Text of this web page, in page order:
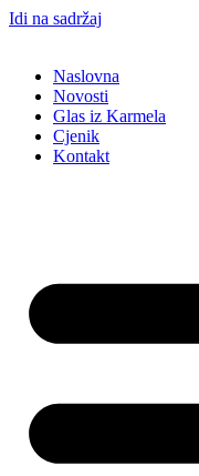
Idi na sadržaj
Naslovna
Novosti
Glas iz Karmela
Cjenik
Kontakt